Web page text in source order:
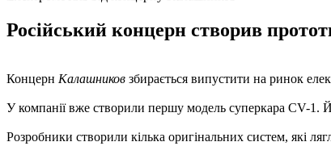
Російський концерн створив
Концерн Калашников збирається випустити на ринок
У компанії вже створили першу модель суперкара CV-1.
Розробники створили кілька оригінальних систем, які